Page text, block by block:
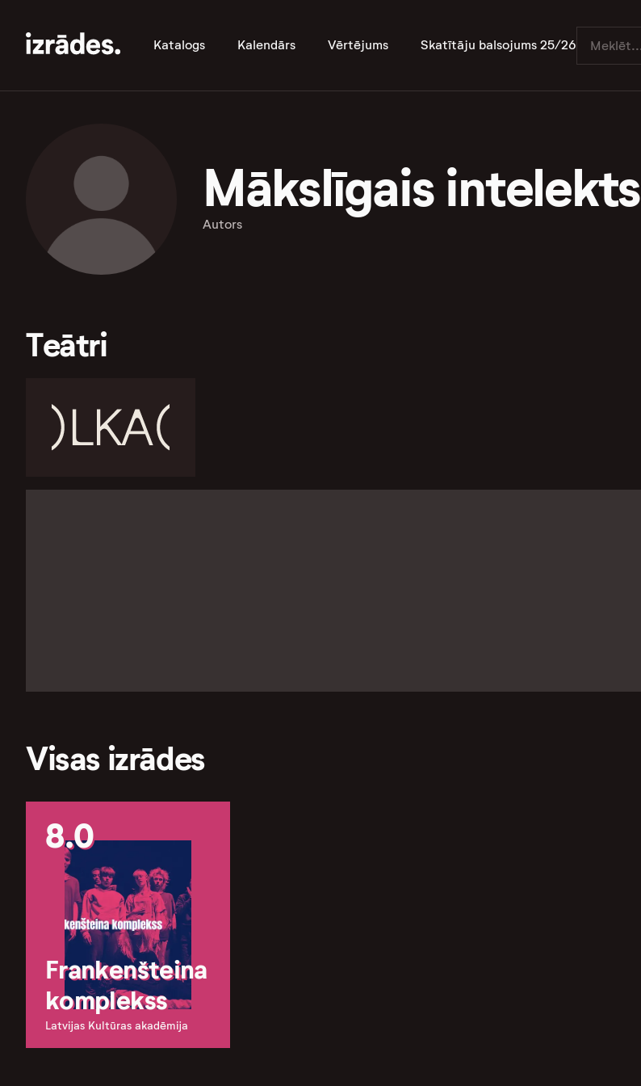
Katalogs Kalendārs Vērtējums Skatītāju balsojums 25/26
Mākslīgais intelekts
Autors
Teātri
Visas izrādes
8.0
Frankenšteina
komplekss
Latvijas Kultūras akadēmija